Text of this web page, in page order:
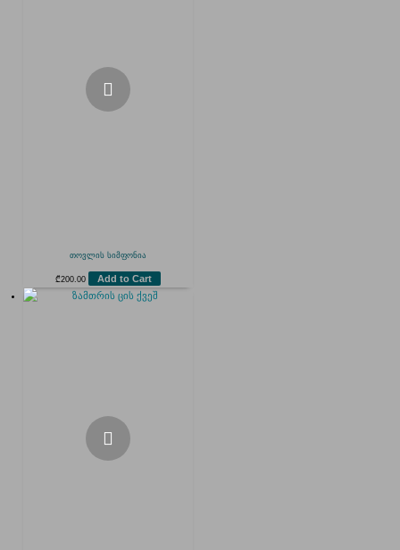
თოვლის სიმფონია
₾200.00 Add to Cart